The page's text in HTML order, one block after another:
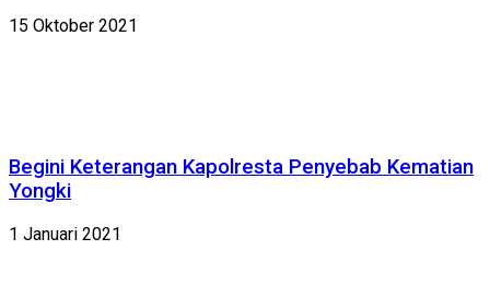
15 Oktober 2021
Begini Keterangan Kapolresta Penyebab Kematian
Yongki
1 Januari 2021